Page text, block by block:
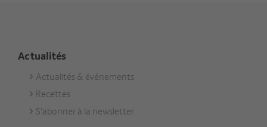
Actualités
Footer
Aktuell
Actualités & événements
Recettes
S'abonner à la newsletter